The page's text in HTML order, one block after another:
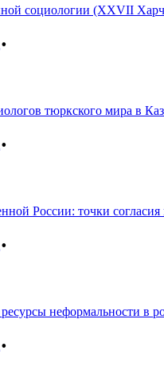
социологии (XXVII
.
тюркского мира в
.
России: точки
.
неформальности в
.